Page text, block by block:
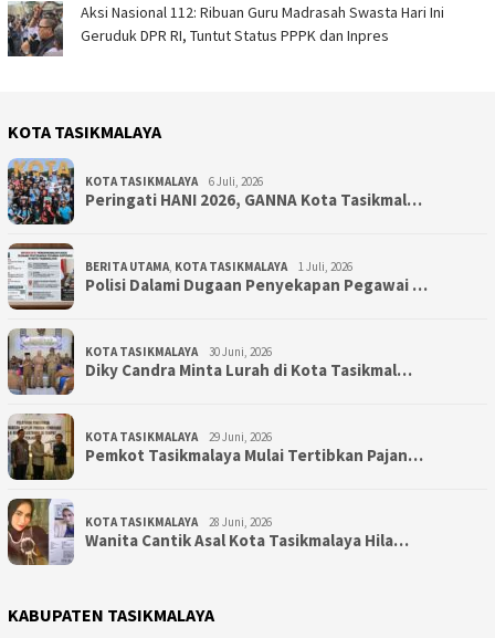
Aksi Nasional 112: Ribuan Guru Madrasah Swasta Hari Ini
Geruduk DPR RI, Tuntut Status PPPK dan Inpres
KOTA TASIKMALAYA
KOTA TASIKMALAYA 6 Juli, 2026
Peringati HANI 2026, GANNA Kota Tasikmal…
BERITA UTAMA, KOTA TASIKMALAYA 1 Juli, 2026
Polisi Dalami Dugaan Penyekapan Pegawai …
KOTA TASIKMALAYA 30 Juni, 2026
Diky Candra Minta Lurah di Kota Tasikmal…
KOTA TASIKMALAYA 29 Juni, 2026
Pemkot Tasikmalaya Mulai Tertibkan Pajan…
KOTA TASIKMALAYA 28 Juni, 2026
Wanita Cantik Asal Kota Tasikmalaya Hila…
KABUPATEN TASIKMALAYA